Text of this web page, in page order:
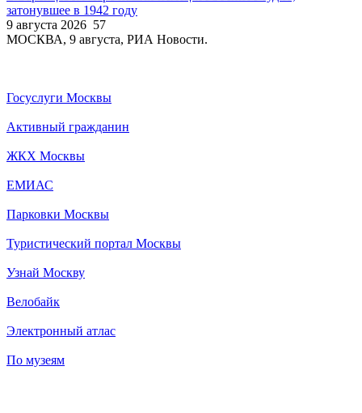
затонувшее в 1942 году
9 августа 2026 57
МОСКВА, 9 августа, РИА Новости.
Госуслуги Москвы
Активный гражданин
ЖКХ Москвы
ЕМИАС
Парковки Москвы
Туристический портал Москвы
Узнай Москву
Велобайк
Электронный атлас
По музеям